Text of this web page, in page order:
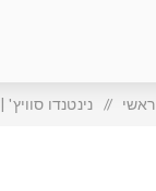
ראשי / נינטנדו סוויץ' | NINTENDO SWITCH